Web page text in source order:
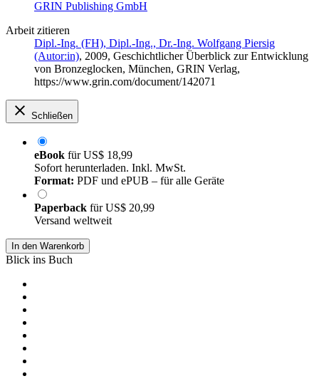
GRIN Publishing GmbH
Arbeit zitieren
Dipl.-Ing. (FH), Dipl.-Ing., Dr.-Ing. Wolfgang Piersig
(Autor:in), 2009, Geschichtlicher Überblick zur Entwicklung
von Bronzeglocken, München, GRIN Verlag,
https://www.grin.com/document/142071
Schließen
eBook fürUS$ 18,99
Sofort herunterladen. Inkl. MwSt.
Format: PDF und ePUB – für alle Geräte
Paperback fürUS$ 20,99
Versand weltweit
In den Warenkorb
Blick ins Buch